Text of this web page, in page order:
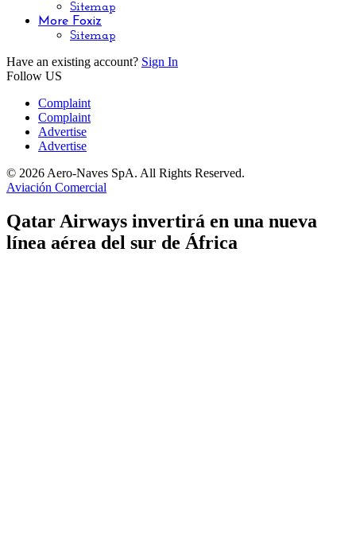
Sitemap
More Foxiz
Sitemap
Have an existing account? Sign In
Follow US
Complaint
Complaint
Advertise
Advertise
© 2026 Aero-Naves SpA. All Rights Reserved.
Aviación Comercial
Qatar Airways invertirá en una nueva
línea aérea del sur de África